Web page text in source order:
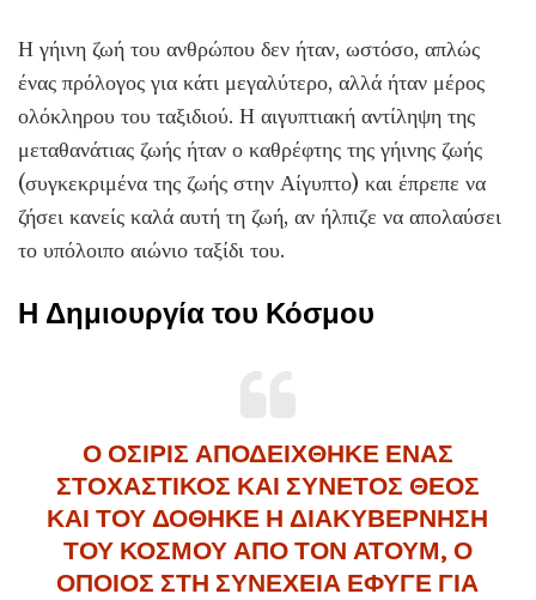
Η γήινη ζωή του ανθρώπου δεν ήταν, ωστόσο, απλώς
ένας πρόλογος για κάτι μεγαλύτερο, αλλά ήταν μέρος
ολόκληρου του ταξιδιού. Η αιγυπτιακή αντίληψη της
μεταθανάτιας ζωής ήταν ο καθρέφτης της γήινης ζωής
(συγκεκριμένα της ζωής στην Αίγυπτο) και έπρεπε να
ζήσει κανείς καλά αυτή τη ζωή, αν ήλπιζε να απολαύσει
το υπόλοιπο αιώνιο ταξίδι του.
Η Δημιουργία του Κόσμου
Ο ΟΣΙΡΙΣ ΑΠΟΔΕΙΧΘΗΚΕ ΕΝΑΣ
ΣΤΟΧΑΣΤΙΚΟΣ ΚΑΙ ΣΥΝΕΤΟΣ ΘΕΟΣ
ΚΑΙ ΤΟΥ ΔΟΘΗΚΕ Η ΔΙΑΚΥΒΕΡΝΗΣΗ
ΤΟΥ ΚΟΣΜΟΥ ΑΠΟ ΤΟΝ ΑΤΟΥΜ, Ο
ΟΠΟΙΟΣ ΣΤΗ ΣΥΝΕΧΕΙΑ ΕΦΥΓΕ ΓΙΑ